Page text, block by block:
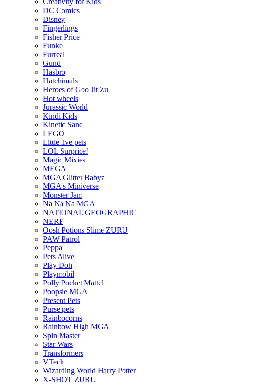
Creativity for Kids
DC Comics
Disney
Fingerlings
Fisher Price
Funko
Furreal
Gund
Hasbro
Hatchimals
Heroes of Goo Jit Zu
Hot wheels
Jurassic World
Kindi Kids
Kinetic Sand
LEGO
Little live pets
LOL Surprice!
Magic Mixies
MEGA
MGA Glitter Babyz
MGA's Miniverse
Monster Jam
Na Na Na MGA
NATIONAL GEOGRAPHIC
NERF
Oosh Potions Slime ZURU
PAW Patrol
Peppa
Pets Alive
Play Doh
Playmobil
Polly Pocket Mattel
Poopsie MGA
Present Pets
Purse pets
Rainbocorns
Rainbow High MGA
Spin Master
Star Wars
Transformers
VTech
Wizarding World Harry Potter
X-SHOT ZURU